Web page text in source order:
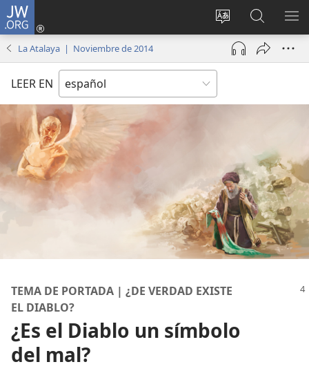
JW.ORG
Cambiar
idioma
del sitio
Iniciar
sesión
(abre
nueva
en
jw.org
La Atalaya | Noviembre de 2014
LEER EN
TEMA DE PORTADA | ¿DE VERDAD EXISTE
EL DIABLO?
¿Es el Diablo un símbolo
del mal?